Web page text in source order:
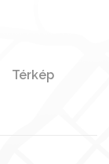
Térkép